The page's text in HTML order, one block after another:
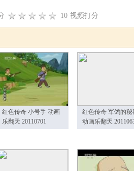
10 视频打分
红色传奇 小号手 动画
乐翻天 20110701
红色传奇 军鸽的秘
动画乐翻天